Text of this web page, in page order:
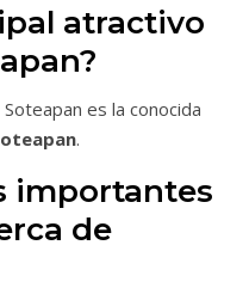
atractivo
es la conocida
.
importantes
de